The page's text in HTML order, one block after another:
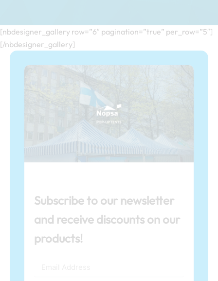
[nbdesigner_gallery row=”6″ pagination=”true” per_row=”5″]
[/nbdesigner_gallery]
Subscribe to our newsletter
and receive discounts on our
products!